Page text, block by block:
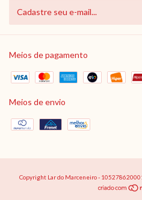
Meios de pagamento
Meios de envio
Copyright Lar do Marceneiro -